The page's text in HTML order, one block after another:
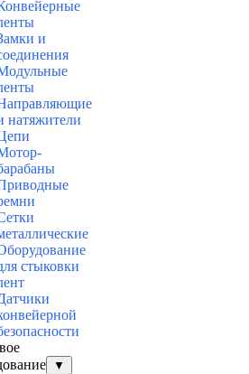
и
натяжители
стыковки
▼